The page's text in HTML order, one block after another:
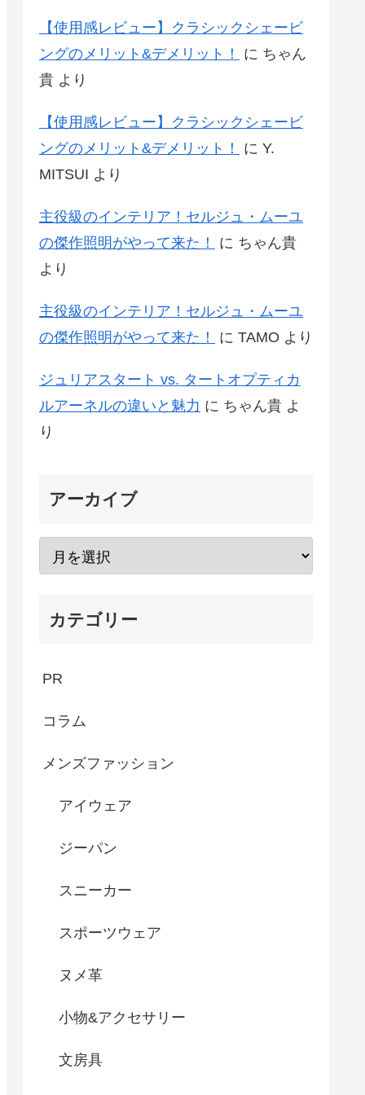
【使用感レビュー】クラシックシェービ
ングのメリット&デメリット！
に ちゃん
貴 より
【使用感レビュー】クラシックシェービ
ングのメリット&デメリット！
に Y.
MITSUI より
主役級のインテリア！セルジュ・ムーユ
の傑作照明がやって来た！
に ちゃん貴
より
主役級のインテリア！セルジュ・ムーユ
の傑作照明がやって来た！
に TAMO より
ジュリアスタート vs. タートオプティカ
ルアーネルの違いと魅力 に ちゃん貴 よ
り
アーカイブ
カテゴリー
PR
コラム
メンズファッション
アイウェア
ジーパン
スニーカー
スポーツウェア
ヌメ革
小物&アクセサリー
文房具